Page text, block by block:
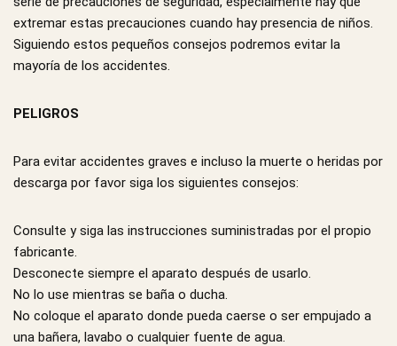
extremar estas precauciones cuando hay presencia de niños.
Siguiendo estos pequeños consejos podremos evitar la
mayoría de los accidentes.
PELIGROS
Para evitar accidentes graves e incluso la muerte o heridas por
descarga por favor siga los siguientes consejos:
Consulte y siga las instrucciones suministradas por el propio
fabricante.
Desconecte siempre el aparato después de usarlo.
No lo use mientras se baña o ducha.
No coloque el aparato donde pueda caerse o ser empujado a
una bañera, lavabo o cualquier fuente de agua.